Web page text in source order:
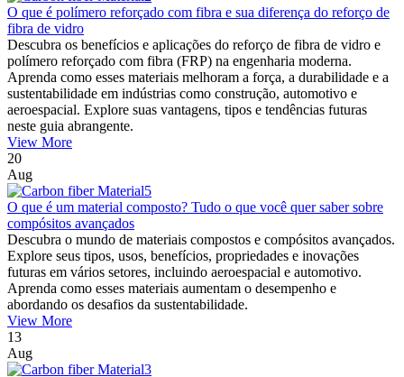
O que é polímero reforçado com fibra e sua diferença do reforço de
fibra de vidro
Descubra os benefícios e aplicações do reforço de fibra de vidro e
polímero reforçado com fibra (FRP) na engenharia moderna.
Aprenda como esses materiais melhoram a força, a durabilidade e a
sustentabilidade em indústrias como construção, automotivo e
aeroespacial. Explore suas vantagens, tipos e tendências futuras
neste guia abrangente.
View More
20
Aug
O que é um material composto? Tudo o que você quer saber sobre
compósitos avançados
Descubra o mundo de materiais compostos e compósitos avançados.
Explore seus tipos, usos, benefícios, propriedades e inovações
futuras em vários setores, incluindo aeroespacial e automotivo.
Aprenda como esses materiais aumentam o desempenho e
abordando os desafios da sustentabilidade.
View More
13
Aug